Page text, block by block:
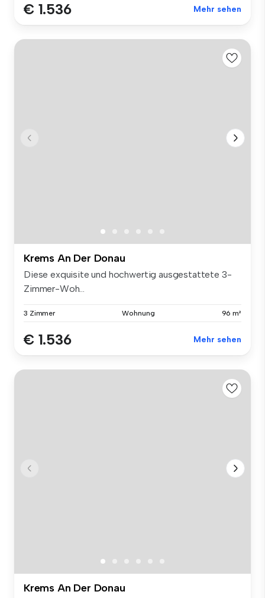
€ 1.536 Mehr sehen
Krems An Der Donau
Diese exquisite und hochwertig ausgestattete 3-
Zimmer-Woh...
3 Zimmer Wohnung 96 m²
€ 1.536 Mehr sehen
Krems An Der Donau